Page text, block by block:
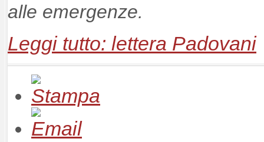
alle emergenze.
Leggi tutto: lettera Padovani